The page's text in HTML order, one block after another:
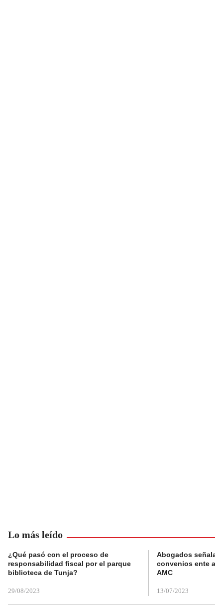
Lo más leído
¿Qué pasó con el proceso de
responsabilidad fiscal por el parque
biblioteca de Tunja?
29/08/2023
Abogados
convenios ente
AMC
13/07/2023